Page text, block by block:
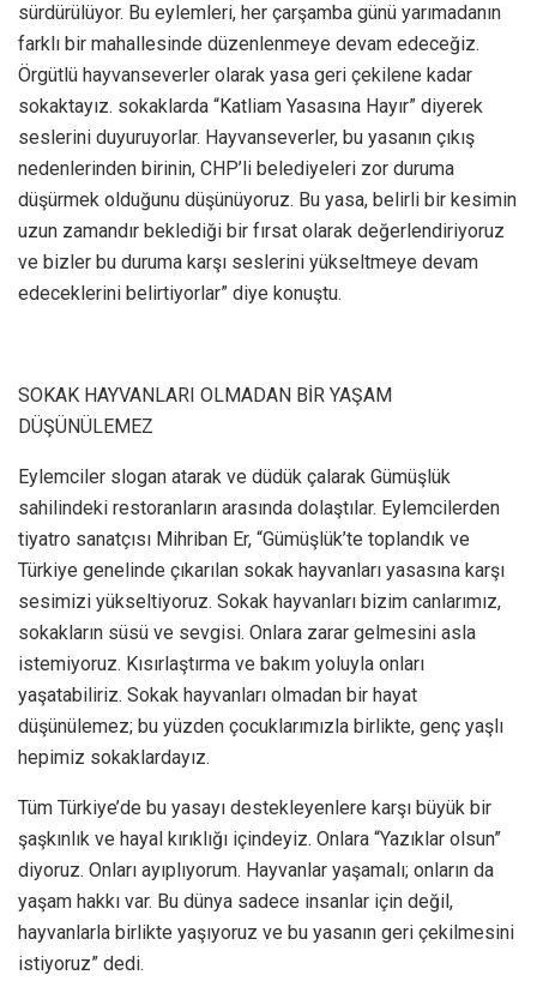
sürdürülüyor. Bu eylemleri, her çarşamba günü yarımadanın
farklı bir mahallesinde düzenlenmeye devam edeceğiz.
Örgütlü hayvanseverler olarak yasa geri çekilene kadar
sokaktayız. sokaklarda “Katliam Yasasına Hayır” diyerek
seslerini duyuruyorlar. Hayvanseverler, bu yasanın çıkış
nedenlerinden birinin, CHP’li belediyeleri zor duruma
düşürmek olduğunu düşünüyoruz. Bu yasa, belirli bir kesimin
uzun zamandır beklediği bir fırsat olarak değerlendiriyoruz
ve bizler bu duruma karşı seslerini yükseltmeye devam
edeceklerini belirtiyorlar” diye konuştu.
SOKAK HAYVANLARI OLMADAN BİR YAŞAM
DÜŞÜNÜLEMEZ
Eylemciler slogan atarak ve düdük çalarak Gümüşlük
sahilindeki restoranların arasında dolaştılar. Eylemcilerden
tiyatro sanatçısı Mihriban Er, “Gümüşlük’te toplandık ve
Türkiye genelinde çıkarılan sokak hayvanları yasasına karşı
sesimizi yükseltiyoruz. Sokak hayvanları bizim canlarımız,
sokakların süsü ve sevgisi. Onlara zarar gelmesini asla
istemiyoruz. Kısırlaştırma ve bakım yoluyla onları
yaşatabiliriz. Sokak hayvanları olmadan bir hayat
düşünülemez; bu yüzden çocuklarımızla birlikte, genç yaşlı
hepimiz sokaklardayız.
Tüm Türkiye’de bu yasayı destekleyenlere karşı büyük bir
şaşkınlık ve hayal kırıklığı içindeyiz. Onlara “Yazıklar olsun”
diyoruz. Onları ayıplıyorum. Hayvanlar yaşamalı; onların da
yaşam hakkı var. Bu dünya sadece insanlar için değil,
hayvanlarla birlikte yaşıyoruz ve bu yasanın geri çekilmesini
istiyoruz” dedi.